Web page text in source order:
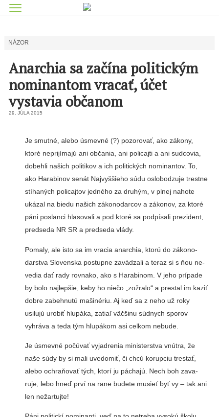
NÁZOR
Anarchia sa začína politickým
nominantom vracať, účet
vystavia občanom
29. JÚLA 2015
Je smutné, alebo úsmevné (?) pozorovať, ako zákony,
ktoré neprijímajú ani občania, ani policajti a ani sudcovia,
dobehli našich politikov a ich politických nominantov. To,
ako Harabinov senát Najvyš­šieho súdu oslobodzuje trest­ne
stíhaných policajtov jedné­ho za druhým, v plnej nahote
ukázal na biedu našich záko­nodarcov a zákonov, za ktoré
páni poslanci hlasovali a pod ktoré sa podpísali prezident,
predseda NR SR a predseda vlády.
Pomaly, ale isto sa im vra­cia anarchia, ktorú do zákono­
darstva Slovenska postupne zavádzali a teraz si s ňou ne­
vedia dať rady rovnako, ako s Harabinom. V jeho prípade
by bolo najlepšie, keby ho niečo „zožralo“ a prestal im kaziť
dobre zabehnutú ma­šinériu. Aj keď sa z neho už roky
usilujú urobiť hlupáka, zatiaľ väčšinu súdnych spo­rov
vyhráva a teda tým hlupá­kom asi celkom nebude.
Je úsmevné počúvať vyjad­renia ministerstva vnútra, že
naše súdy by si mali uvedo­miť, či chcú korupciu trestať,
alebo ochraňovať tých, ktorí ju páchajú. Nech boh zava­
ruje, lebo hneď prví na rane budete musieť byť vy – tak ani
len nežartujte!